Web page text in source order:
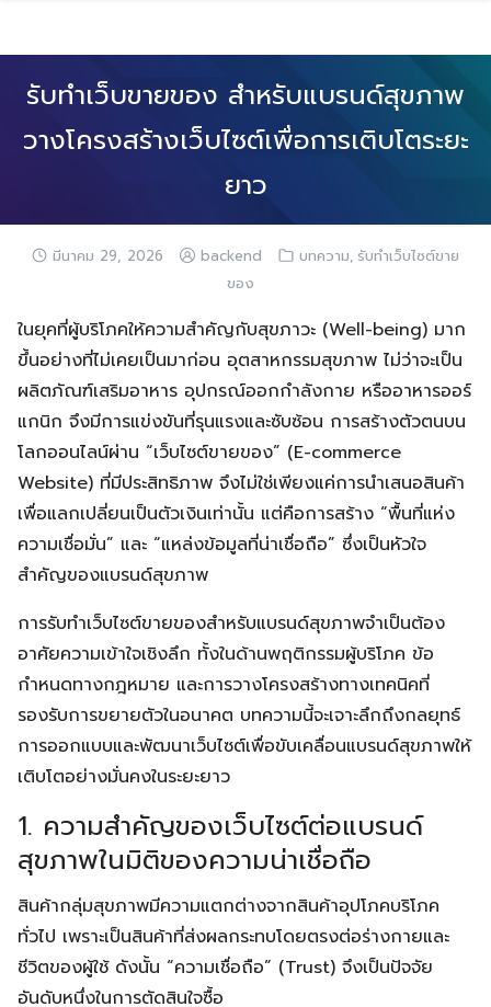
รับทำเว็บขายของ สำหรับแบรนด์สุขภาพ
วางโครงสร้างเว็บไซต์เพื่อการเติบโตระยะ
ยาว
มีนาคม 29, 2026 backend บทความ, รับทำเว็บไซต์ขาย
ของ
ในยุคที่ผู้บริโภคให้ความสำคัญกับสุขภาวะ (Well-being) มาก
ขึ้นอย่างที่ไม่เคยเป็นมาก่อน อุตสาหกรรมสุขภาพ ไม่ว่าจะเป็น
ผลิตภัณฑ์เสริมอาหาร อุปกรณ์ออกกำลังกาย หรืออาหารออร์
แกนิก จึงมีการแข่งขันที่รุนแรงและซับซ้อน การสร้างตัวตนบน
โลกออนไลน์ผ่าน “เว็บไซต์ขายของ” (E-commerce
Website) ที่มีประสิทธิภาพ จึงไม่ใช่เพียงแค่การนำเสนอสินค้า
เพื่อแลกเปลี่ยนเป็นตัวเงินเท่านั้น แต่คือการสร้าง “พื้นที่แห่ง
ความเชื่อมั่น” และ “แหล่งข้อมูลที่น่าเชื่อถือ” ซึ่งเป็นหัวใจ
สำคัญของแบรนด์สุขภาพ
การรับทำเว็บไซต์ขายของสำหรับแบรนด์สุขภาพจำเป็นต้อง
อาศัยความเข้าใจเชิงลึก ทั้งในด้านพฤติกรรมผู้บริโภค ข้อ
กำหนดทางกฎหมาย และการวางโครงสร้างทางเทคนิคที่
รองรับการขยายตัวในอนาคต บทความนี้จะเจาะลึกถึงกลยุทธ์
การออกแบบและพัฒนาเว็บไซต์เพื่อขับเคลื่อนแบรนด์สุขภาพให้
เติบโตอย่างมั่นคงในระยะยาว
1. ความสำคัญของเว็บไซต์ต่อแบรนด์
สุขภาพในมิติของความน่าเชื่อถือ
สินค้ากลุ่มสุขภาพมีความแตกต่างจากสินค้าอุปโภคบริโภค
ทั่วไป เพราะเป็นสินค้าที่ส่งผลกระทบโดยตรงต่อร่างกายและ
ชีวิตของผู้ใช้ ดังนั้น “ความเชื่อถือ” (Trust) จึงเป็นปัจจัย
อันดับหนึ่งในการตัดสินใจซื้อ